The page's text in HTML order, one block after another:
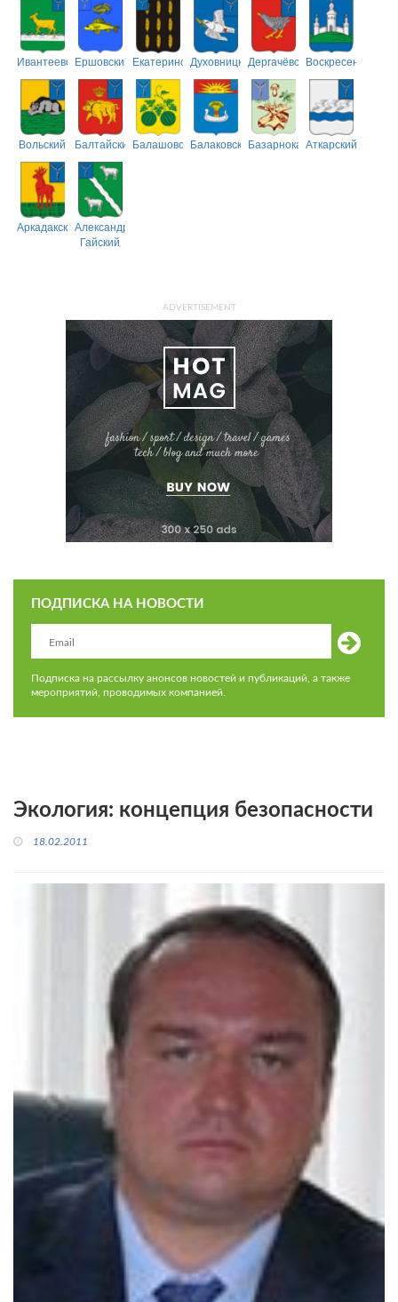
ИвантеевскийЕршовский ЕкатериновскийДуховницкийДергачёвскийВоскресенский
Вольский БалтайскийБалашовскийБалаковскийБазарнокарабулакский
Аткарский
АркадакскийАлександрово-
Гайский
ADVERTISEMENT
ПОДПИСКА НА НОВОСТИ
Подписка на рассылку анонсов новостей и публикаций, а также
мероприятий, проводимых компанией.
Экология: концепция безопасности
18.02.2011